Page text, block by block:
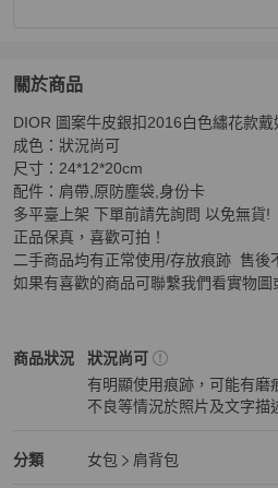
關於商品
關於DIOR 圖案牛皮銀扣2016白色
DIOR 圖案牛皮銀扣2016白色繡花款戴
成色：狀況尚可
尺寸：24*12*20cm
配件：肩帶,原防塵袋,身份卡
多平臺上架 下單前請先詢問 以免無貨!
正品保真，喜歡可拍！
二手商品均有正常使用/存放痕跡  售後
如果有喜歡的商品可聯繫我們看實物
商品狀況
Dior女包商品狀態與細節
狀況尚可
有明顯使用痕跡，可能有磨
不良等情況於照片及文字描
分類
Dior女包 分類資訊
女包
肩背包